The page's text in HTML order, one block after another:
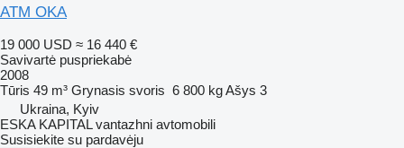
ATM OKA
19 000 USD ≈ 16 440 €
Savivartė puspriekabė
2008
Tūris 49 m³ Grynasis svoris 6 800 kgAšys 3
Ukraina, Kyiv
ESKA KAPITAL vantazhni avtomobili
Susisiekite su pardavėju